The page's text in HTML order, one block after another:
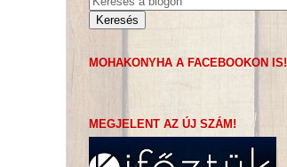
MOHAKONYHA A FACEBOOKON IS!
MEGJELENT AZ ÚJ SZÁM!